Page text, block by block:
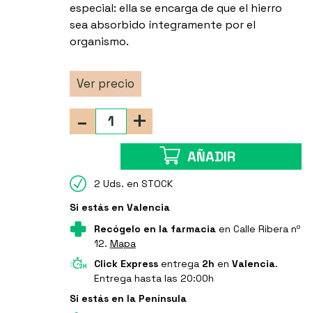
especial: ella se encarga de que el hierro
sea absorbido íntegramente por el
organismo.
Ver precio
+
-
AÑADIR
2 Uds. en STOCK
Si estás en Valencia
Recógelo en la farmaciaen Calle Ribera nº
12. Mapa
Click Expressentrega 2h en Valencia.
Entrega hasta las 20:00h
Si estás en la Península